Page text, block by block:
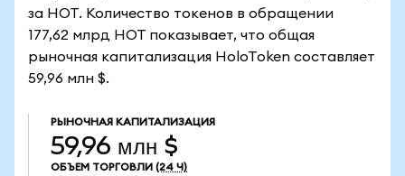
за HOT. Количество токенов в обращении
177,62 млрд HOT показывает, что общая
рыночная капитализация HoloToken составляет
59,96 млн $.
РЫНОЧНАЯ КАПИТАЛИЗАЦИЯ
59,96 млн $
ОБЪЕМ ТОРГОВЛИ (24 Ч)